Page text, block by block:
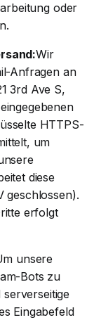
oder
Wir
Anfragen an
3rd Ave S,
HTTPS-
um
diese
geschlossen).
erfolgt
unsere
Bots zu
Eingabefeld